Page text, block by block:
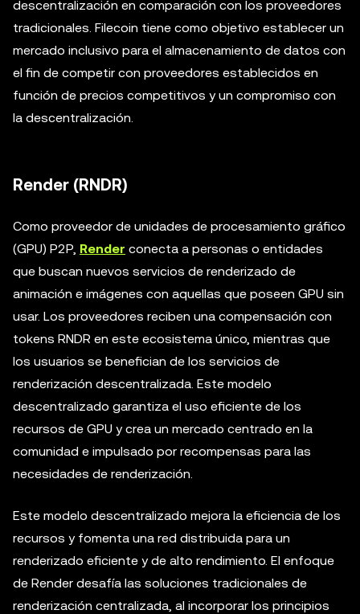
descentralización en comparación con los proveedores
tradicionales. Filecoin tiene como objetivo establecer un
mercado inclusivo para el almacenamiento de datos con
el fin de competir con proveedores establecidos en
función de precios competitivos y un compromiso con
la descentralización.
Render (RNDR)
Como proveedor de unidades de procesamiento gráfico
(GPU) P2P, Render conecta a personas o entidades
que buscan nuevos servicios de renderizado de
animación e imágenes con aquellas que poseen GPU sin
usar. Los proveedores reciben una compensación con
tokens RNDR en este ecosistema único, mientras que
los usuarios se benefician de los servicios de
renderización descentralizada. Este modelo
descentralizado garantiza el uso eficiente de los
recursos de GPU y crea un mercado centrado en la
comunidad e impulsado por recompensas para las
necesidades de renderización.
Este modelo descentralizado mejora la eficiencia de los
recursos y fomenta una red distribuida para un
renderizado eficiente y de alto rendimiento. El enfoque
de Render desafía las soluciones tradicionales de
renderización centralizada, al incorporar los principios